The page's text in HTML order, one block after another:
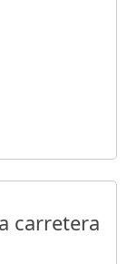
carretera